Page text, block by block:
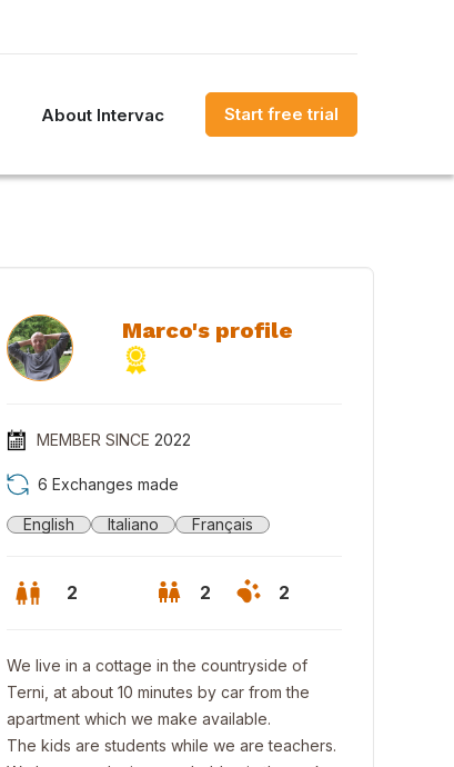
About Intervac Start free trial
Marco's profile
MEMBER SINCE 2022
6 Exchanges made
English Italiano Français
2 2 2
We live in a cottage in the countryside of
Terni, at about 10 minutes by car from the
apartment which we make available.
The kids are students while we are teachers.